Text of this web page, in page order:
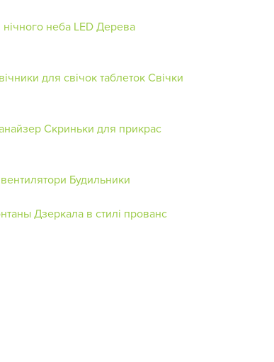
неба LED Дерева
для свічок таблетокСвічки
Скриньки для прикрас
Будильники
Дзеркала в стилі прованс